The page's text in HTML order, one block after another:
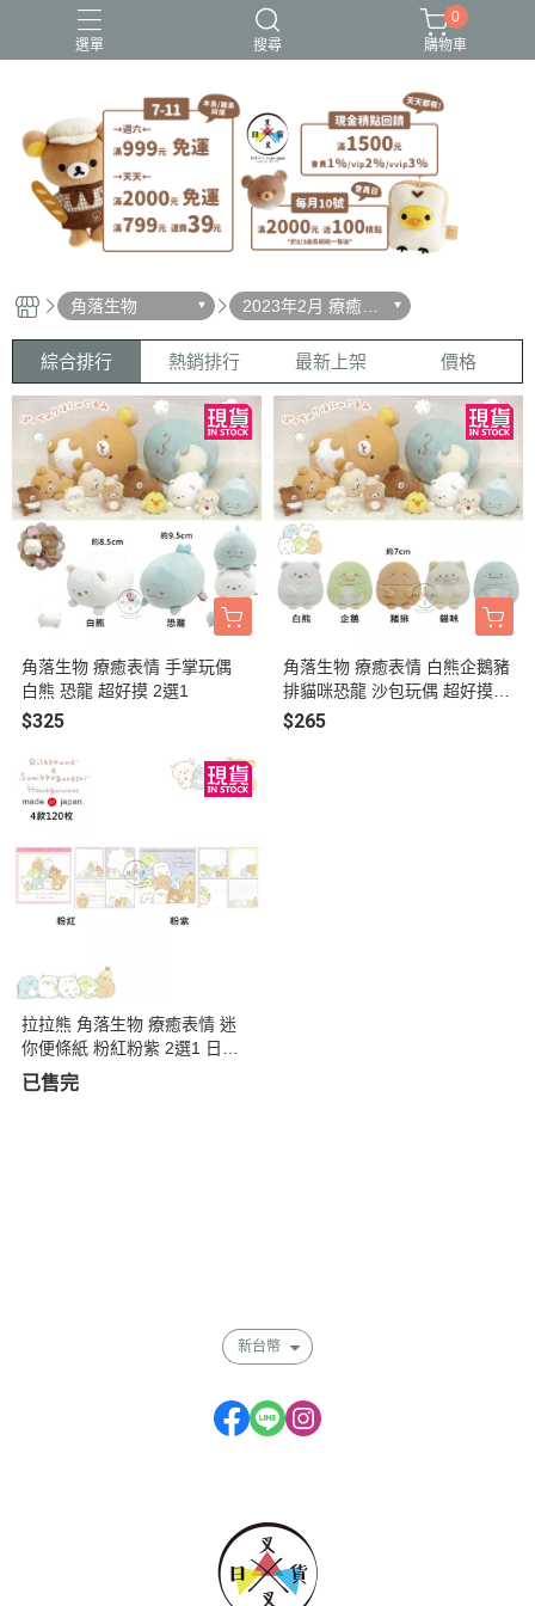
選單 搜尋
史努比歐拉夫 吉伊卡哇 憂傷馬戲團
拉拉熊
迪士尼-玩具總動員
0
購物車
角落生物
2023年2月 療癒表
情
綜合排行 熱銷排行 最新上架 價格
角落生物 療癒表情 手掌玩偶
白熊 恐龍 超好摸 2選1
$325
角落生物 療癒表情 白熊企鵝豬
排貓咪恐龍 沙包玩偶 超好摸 5
選1
$265
拉拉熊 角落生物 療癒表情 迷
你便條紙 粉紅粉紫 2選1 日本
製
已售完
新台幣